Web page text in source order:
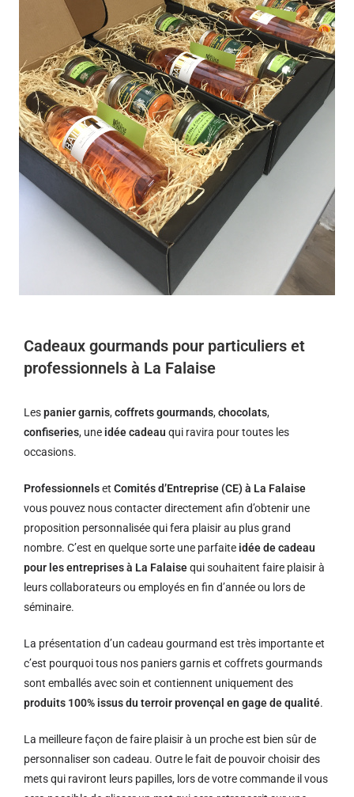
Cadeaux gourmands pour particuliers et
professionnels à La Falaise
Lespanier garnis,coffrets gourmands,chocolats,
confiseries, une idée cadeau qui ravira pour toutes les
occasions.
Professionnelset Comités d’Entreprise (CE) à La Falaise
vous pouvez nous contacter directement afin d’obtenir une
proposition personnalisée qui fera plaisir au plus grand
nombre. C’est en quelque sorte une parfaite idée de cadeau
pour les entreprises à La Falaisequi souhaitent faire plaisir à
leurs collaborateurs ou employés en fin d’année ou lors de
séminaire.
La présentation d’un cadeau gourmand est très importante et
c’est pourquoi tous nos paniers garnis et coffrets gourmands
sont emballés avec soin et contiennent uniquement des
produits 100% issus du terroir provençal en gage de qualité.
La meilleure façon de faire plaisir à un proche est bien sûr de
personnaliser son cadeau. Outre le fait de pouvoir choisir des
mets qui raviront leurs papilles, lors de votre commande il vous